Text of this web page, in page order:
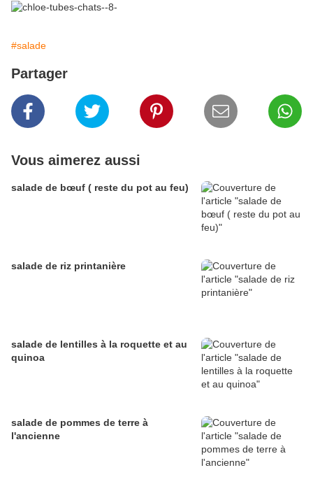
#salade
Partager
Vous aimerez aussi
salade de bœuf ( reste du pot au feu)
salade de riz printanière
salade de lentilles à la roquette et au
quinoa
salade de pommes de terre à
l'ancienne